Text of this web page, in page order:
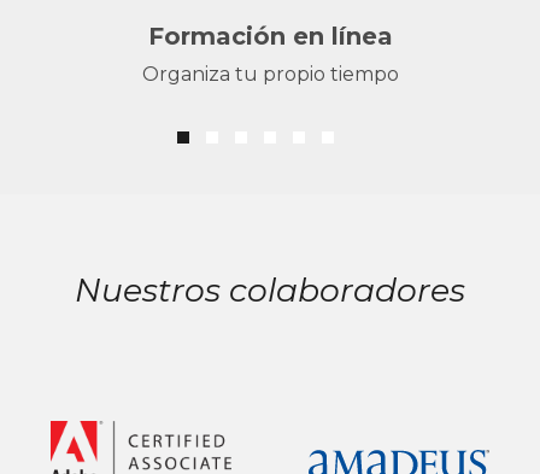
Formación en línea
Organiza tu propio tiempo
Nuestros colaboradores